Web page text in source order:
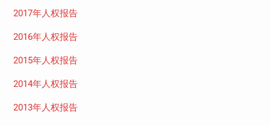
2017年人权报告
2016年人权报告
2015年人权报告
2014年人权报告
2013年人权报告